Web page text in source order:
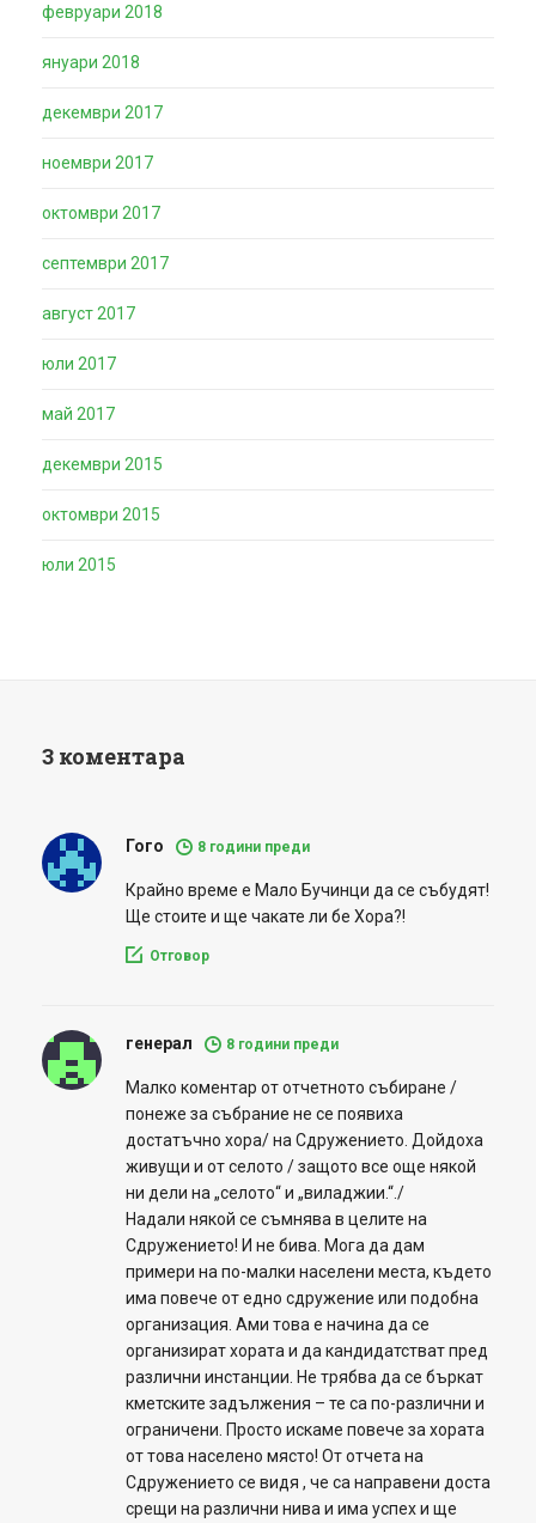
февруари 2018
януари 2018
декември 2017
ноември 2017
октомври 2017
септември 2017
август 2017
юли 2017
май 2017
декември 2015
октомври 2015
юли 2015
3 коментара
Гого 8 години преди
Крайно време е Мало Бучинци да се събудят!
Ще стоите и ще чакате ли бе Хора?!
Отговор
генерал 8 години преди
Малко коментар от отчетното събиране /
понеже за събрание не се появиха
достатъчно хора/ на Сдружението. Дойдоха
живущи и от селото / защото все още някой
ни дели на „селото“ и „виладжии.“./
Надали някой се съмнява в целите на
Сдружението! И не бива. Мога да дам
примери на по-малки населени места, където
има повече от едно сдружение или подобна
организация. Ами това е начина да се
организират хората и да кандидатстват пред
различни инстанции. Не трябва да се бъркат
кметските задължения – те са по-различни и
ограничени. Просто искаме повече за хората
от това населено място! От отчета на
Сдружението се видя , че са направени доста
срещи на различни нива и има успех и ще